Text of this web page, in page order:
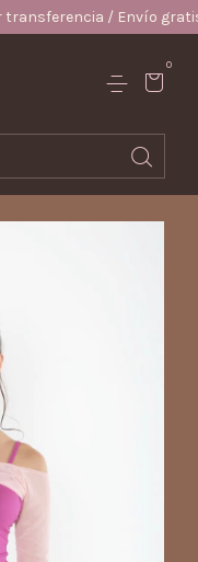
/ Envío gratis desde
0